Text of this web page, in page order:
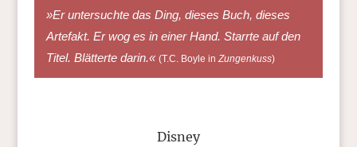
»Er untersuchte das Ding, dieses Buch, dieses
Artefakt. Er wog es in einer Hand. Starrte auf den
Titel. Blätterte darin.« (T.C. Boyle in Zungenkuss)
Disney